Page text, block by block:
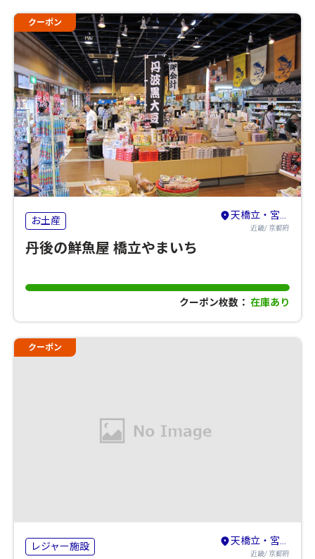
クーポン
お土産 天橋立・宮津・舞鶴・丹後・久美浜
近畿/ 京都府
丹後の鮮魚屋 橋立やまいち
クーポン枚数： 在庫あり
クーポン
レジャー施設 天橋立・宮津・舞鶴・丹後・久美浜
近畿/ 京都府